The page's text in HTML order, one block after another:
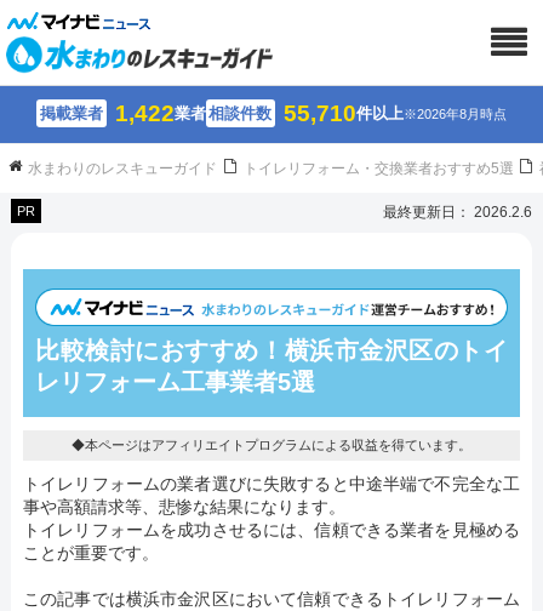
掲載業者 1,422業者相談件数 55,710件以上※2026年8月時点
水まわりのレスキューガイド トイレリフォーム・交換業者おすすめ5選
PR 最終更新日： 2026.2.6
比較検討におすすめ！横浜市金沢区のトイ
レリフォーム工事業者5選
◆本ページはアフィリエイトプログラムによる収益を得ています。
トイレリフォームの業者選びに失敗すると中途半端で不完全な工
事や高額請求等、悲惨な結果になります。
トイレリフォームを成功させるには、信頼できる業者を見極める
ことが重要です。
この記事では横浜市金沢区において信頼できるトイレリフォーム